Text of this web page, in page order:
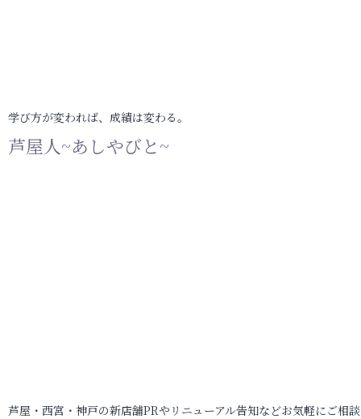
学び方が変われば、成績は変わる。
芦屋人~あしやびと~
芦屋・西宮・神戸の新店舗PRやリニューアル告知などお気軽にご相